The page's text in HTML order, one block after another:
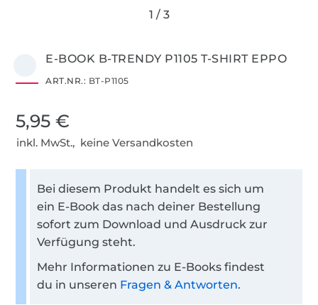
E-BOOK B-TRENDY P1105 T-SHIRT EPPO
ART.NR.: BT-P1105
5,95 €
inkl. MwSt., keine Versandkosten
Bei diesem Produkt handelt es sich um
ein E-Book das nach deiner Bestellung
sofort zum Download und Ausdruck zur
Verfügung steht.
Mehr Informationen zu E-Books findest
du in unseren Fragen & Antworten.